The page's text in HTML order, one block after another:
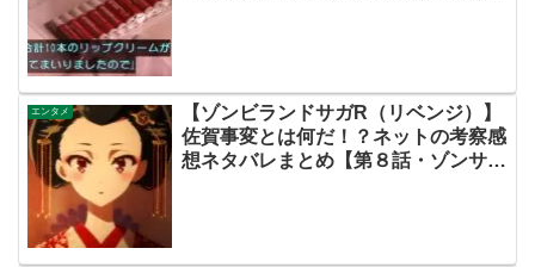
エンタメ
【ゾンビランドサガR（リベンジ）】
佐賀事変とは何だ！？ネットの考察感
想ネタバレまとめ【第８話・ゾンサ